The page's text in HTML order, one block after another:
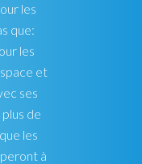
les
que:
les
et
ses
de
les
à